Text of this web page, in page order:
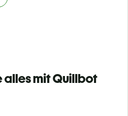
alles mit Quillbot